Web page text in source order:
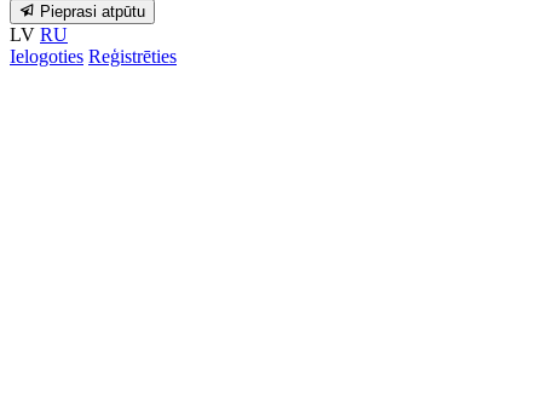
Pieprasi atpūtu
LV RU
Ielogoties Reģistrēties